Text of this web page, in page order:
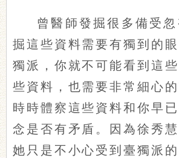
曾醫師發掘很多備受
掘這些資料需要有獨到的
獨派，你就不可能看到這
些資料，也需要非常細心
時時體察這些資料和你早
念是否有矛盾。因為徐秀慧
她只是不小心受到臺獨派